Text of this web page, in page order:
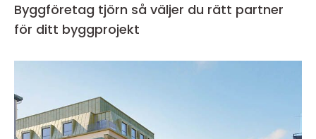
Byggföretag tjörn så väljer du rätt partner
för ditt byggprojekt